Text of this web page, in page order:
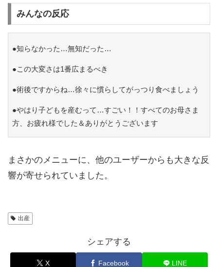
みんなの反応
●知らなかった…無知だった…
●この大変さは1番広まるべき
●術後ですからね…徐々に慣らしてがっつり食べましょう
●やはり子どもを産むって…すごい！！すべてのお母さま
方、お疲れ様でした＆ありがとうございます
まさかのメニューに、他のユーザーからも大きな反
響が寄せられていました。
出産
シェアする
X Facebook LINE